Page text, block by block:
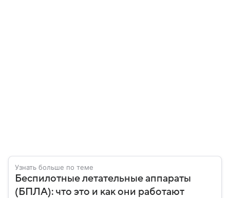
Узнать больше по теме
Беспилотные летательные аппараты
(БПЛА): что это и как они работают